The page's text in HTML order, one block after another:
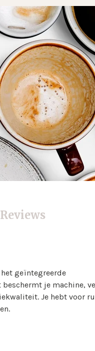
Reviews
geïntegreerde
je machine,
Je hebt voor